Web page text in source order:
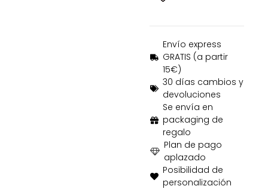
Envío express
GRATIS (a partir
15€)
30 días cambios y
devoluciones
Se envía en
packaging de
regalo
Plan de pago
aplazado
Posibilidad de
personalización